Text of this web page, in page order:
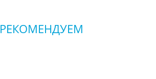
РЕКОМЕНДУЕМ